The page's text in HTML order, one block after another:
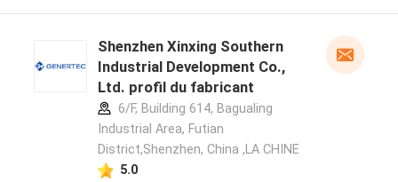
Shenzhen Xinxing Southern
Industrial Development Co.,
Ltd. profil du fabricant
6/F, Building 614, Bagualing
Industrial Area, Futian
District,Shenzhen, China ,LA CHINE
5.0